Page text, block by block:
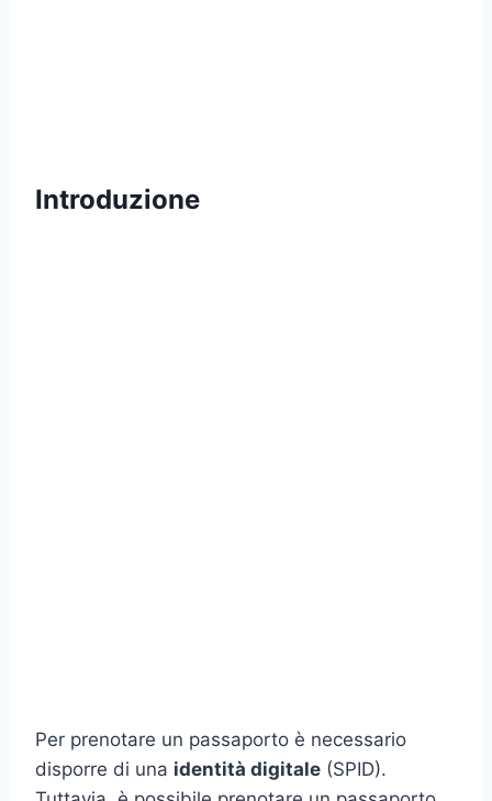
Introduzione
Per prenotare un passaporto è necessario
disporre di una identità digitale (SPID).